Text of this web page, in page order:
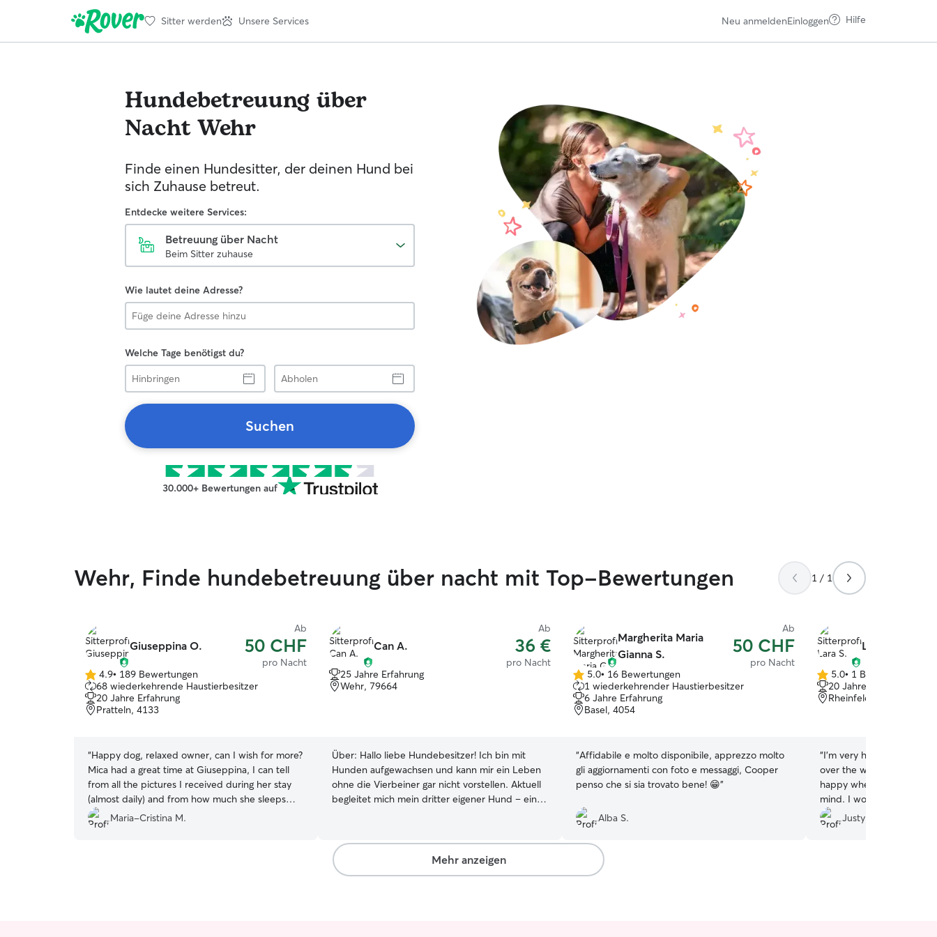
Sitter werden Unsere Services Neu anmeldenEinloggen Hilfe
Hundebetreuung über
NachtWehr
Finde einen Hundesitter, der deinen Hund bei
sich Zuhause betreut.
Entdecke weitere Services:
Betreuung über Nacht
Beim Sitter zuhause
Wie lautet deine Adresse?
Welche Tage benötigst du?
Hinbringen
Abholen
Suchen
30.000+ Bewertungen auf
Wehr, Finde hundebetreuung über nacht mit Top-Bewertungen 1 / 1
Giuseppina O.
Ab
50 CHF
pro Nacht
4.9
von
5
Sternen
4.9• 189 Bewertungen
68 wiederkehrende Haustierbesitzer
20 Jahre Erfahrung
Pratteln, 4133
“Happy dog, relaxed owner, can I wish for more?
Mica had a great time at Giuseppina, I can tell
from all the pictures I received during her stay
(almost daily) and from how much she sleeps
Maria-Cristina M.
Can A.
Ab
36 €
pro Nacht
25 Jahre Erfahrung
Wehr, 79664
Über: Hallo liebe Hundebesitzer! Ich bin mit
Hunden aufgewachsen und kann mir ein Leben
ohne die Vierbeiner gar nicht vorstellen. Aktuell
begleitet mich mein dritter eigener Hund – ein
und genau weiß, wie man souverän und liebevoll
mit ihnen umgeht. Bei mir ist dein Liebling in
absolut sicheren Händen: Wir besitzen einen
Margherita Maria
Gianna S.
Ab
50 CHF
pro Nacht
5.0
von
5
Sternen
5.0• 16 Bewertungen
1 wiederkehrender Haustierbesitzer
6 Jahre Erfahrung
Basel, 4054
“Affidabile e molto disponibile, apprezzo molto
gli aggiornamenti con foto e messaggi, Cooper
penso che si sia trovato bene! 😁”
Alba S.
Lara S.
5.0
von
5
5.0• 1 Bewertung
20 Jahre Erfahrung
Rheinfelden, 4310
“I’m very happy with the
over the weekend.m.
happy when I returned,
mind. I would definitely
would be happy to book
Justyna B.
Mehr anzeigen